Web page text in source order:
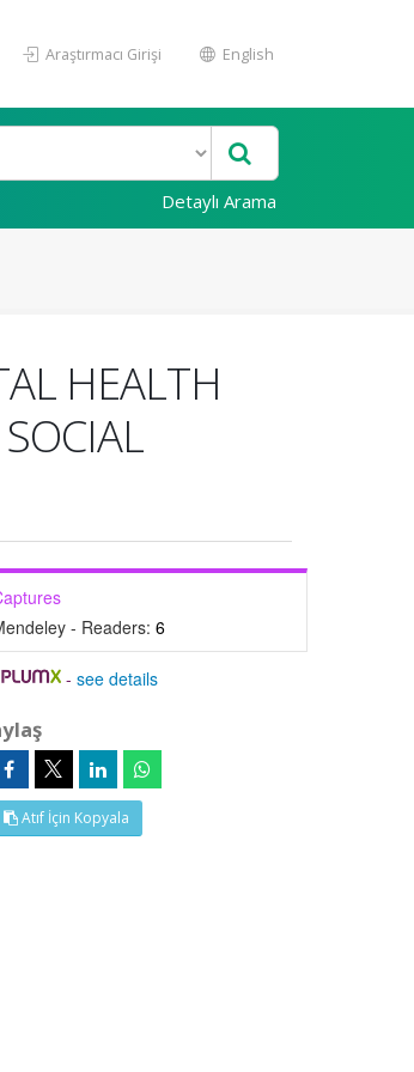
Araştırmacı Girişi English
Detaylı Arama
HEALTH
- Readers: 6
-see details
Atıf İçin Kopyala